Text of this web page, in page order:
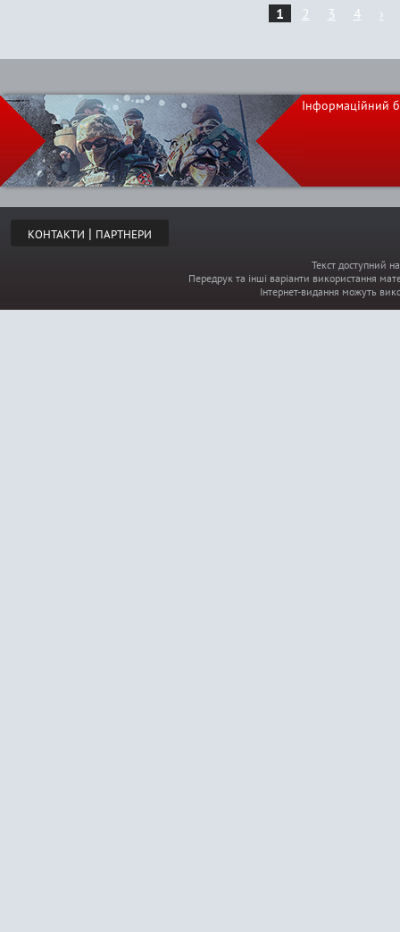
р
а
н
1 2 3 4 ›
Інформаційний
КОНТАКТИ | ПАРТНЕРИ
Текст доступний
Передрук та інші варіанти використання
Інтернет-видання можуть